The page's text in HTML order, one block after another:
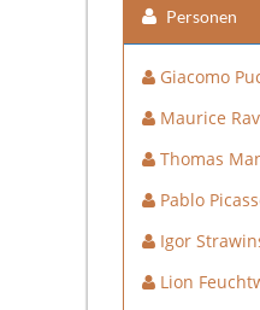
Personen
Giacomo
Maurice
Thomas
Pablo
Igor
Lion